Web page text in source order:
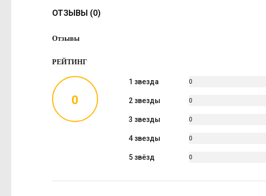
ОТЗЫВЫ (0)
Отзывы
РЕЙТИНГ
0
1 звезда
0
2 звезды
0
3 звезды
0
4 звезды
0
5 звёзд
0